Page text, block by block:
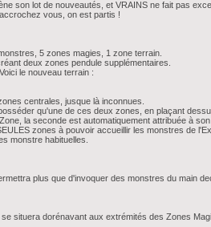
son lot de nouveautés, et VRAINS ne fait pas
vous, on est partis !
5 zones magies, 1 zone terrain.
deux zones pendule supplémentaires.
le nouveau terrain :
centrales, jusque là inconnues.
qu'une de ces deux zones, en plaçant
la seconde est automatiquement attribuée à
zones à pouvoir accueillir les monstres de
monstre habituelles.
plus que d'invoquer des monstres du main
situera dorénavant aux extrémités des Zones